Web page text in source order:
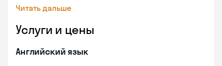
Читать дальше
Услуги и цены
Английский язык